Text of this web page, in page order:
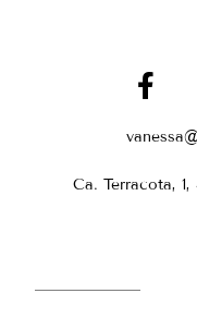
Ca. Terracota, 1,